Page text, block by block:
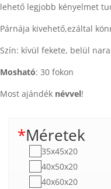
lehető legjobb kényelmet
Párnája kivehető,ezáltal
Szín: kívül fekete, belül
Mosható: 30 fokon
Most ajándék névvel!
*Méretek
35x45x20
40x50x20
40x60x20